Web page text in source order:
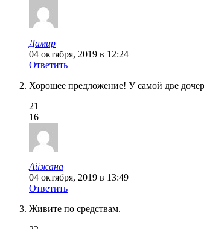
Дамир
04 октября, 2019 в 12:24
Ответить
Хорошее предложение! У самой две
21
16
Айжана
04 октября, 2019 в 13:49
Ответить
Живите по средствам.